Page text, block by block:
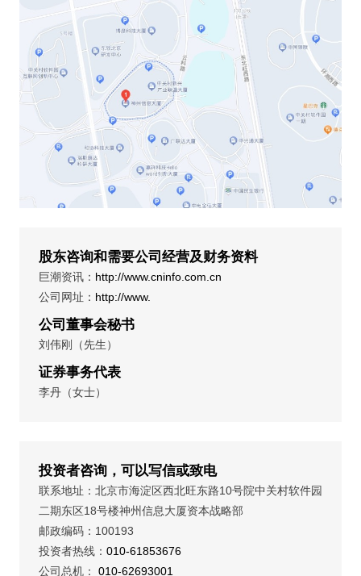
股东咨询和需要公司经营及财务资料
巨潮资讯： http://www.cninfo.com.cn
公司网址： http://www.
公司董事会秘书
刘伟刚（先生）
证券事务代表
李丹（女士）
投资者咨询，可以写信或致电
联系地址：北京市海淀区西北旺东路10号院中关村软件园
二期东区18号楼神州信息大厦资本战略部
邮政编码：100193
投资者热线： 010-61853676
公司总机： 010-62693001